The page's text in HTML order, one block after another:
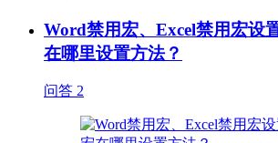
Word禁用宏、Excel禁用宏设
在哪里设置方法？
问答 2